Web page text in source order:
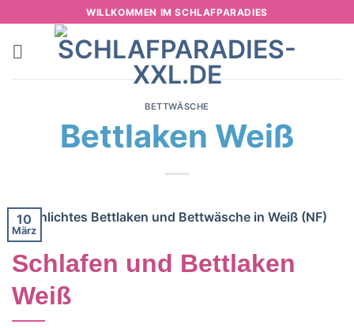
Inhalt
springen
WILLKOMMEN IM SCHLAFPARADIES
BETTWÄSCHE
Bettlaken Weiß
10
März
Schlafen und Bettlaken
Weiß